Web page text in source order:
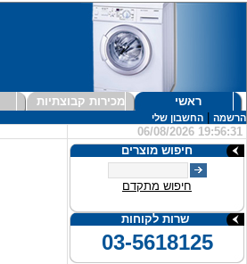
ראשי מכירות קבוצתיות
הרשמה החשבון שלי
06/08/2026 19:56:31
חיפוש מוצרים
חיפוש מתקדם
שרות לקוחות
03-5618125